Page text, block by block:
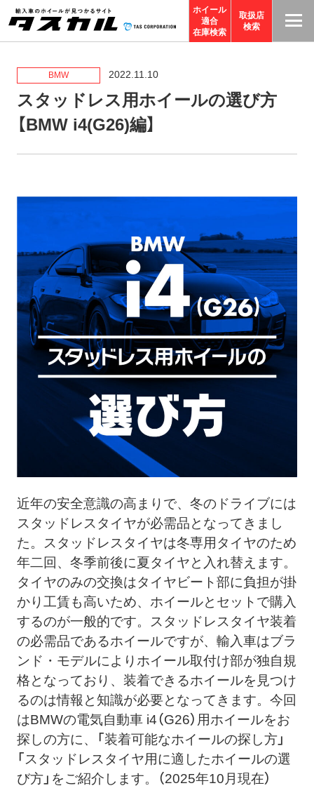
ホイール
適合
在庫検索
取扱店
検索
BMW 2022.11.10
スタッドレス用ホイールの選び方
【BMW i4(G26)編】
近年の安全意識の高まりで、冬のドライブには
スタッドレスタイヤが必需品となってきまし
た。スタッドレスタイヤは冬専用タイヤのため
年二回、冬季前後に夏タイヤと入れ替えます。
タイヤのみの交換はタイヤビート部に負担が掛
かり工賃も高いため、ホイールとセットで購入
するのが一般的です。スタッドレスタイヤ装着
の必需品であるホイールですが、輸入車はブラ
ンド・モデルによりホイール取付け部が独自規
格となっており、装着できるホイールを見つけ
るのは情報と知識が必要となってきます。今回
はBMWの電気自動車 i4（G26）用ホイールをお
探しの方に、「装着可能なホイールの探し方」
「スタッドレスタイヤ用に適したホイールの選
び方」をご紹介します。（2025年10月現在）
T
O
N
サ
ト
メ
ニ